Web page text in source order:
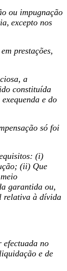
ou impugnação
excepto nos
prestações,
a
constituída
e do
só foi
(i)
(ii) Que
garantida ou,
relativa à dívida
efectuada no
e de